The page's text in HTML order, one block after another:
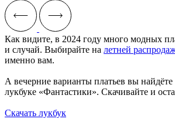
Как видите, в 2024 году много модных
и случай. Выбирайте на летней
именно вам.
А вечерние варианты платьев вы
лукбуке «Фантастики». Скачивайте и
Скачать лукбук